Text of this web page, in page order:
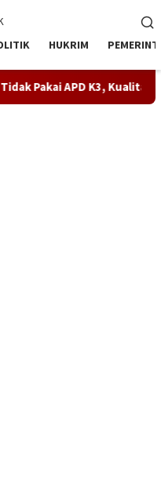
HUKRIM
APD K3, Kualitas